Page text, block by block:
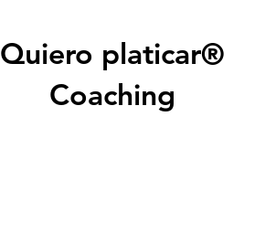
Quiero platicar®
Coaching